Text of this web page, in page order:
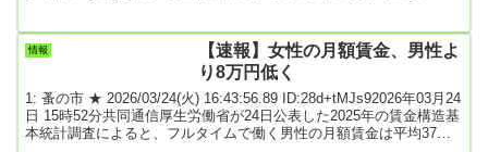
僕ですが、果たして体に大丈夫なのかということがずっと気になっ
ていました。そこで、掲示板を見ていたら、「たとえ、ゼロシュガ
ー・ゼロカロリーであっても糖尿病患者には特に悪いと医者が言っ
ていた」という書き込...
情報
【速報】女性の月額賃金、男性よ
り8万円低く
1: 蚤の市 ★ 2026/03/24(火) 16:43:56.89 ID:28d+tMJs92026年03月24
日 15時52分共同通信厚生労働省が24日公表した2025年の賃金構造基
本統計調査によると、フルタイムで働く男性の月額賃金は平均37万